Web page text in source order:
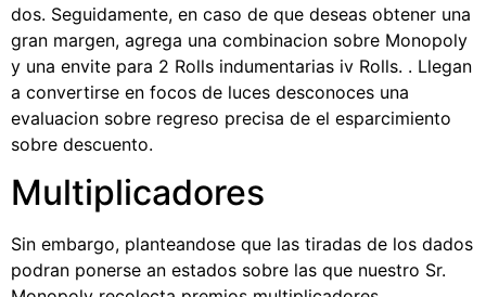
dos. Seguidamente, en caso de que deseas obtener una
gran margen, agrega una combinacion sobre Monopoly
y una envite para 2 Rolls indumentarias iv Rolls. . Llegan
a convertirse en focos de luces desconoces una
evaluacion sobre regreso precisa de el esparcimiento
sobre descuento.
Multiplicadores
Sin embargo, planteandose que las tiradas de los dados
podran ponerse an estados sobre las que nuestro Sr.